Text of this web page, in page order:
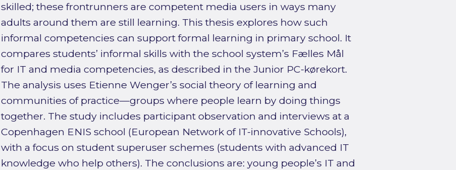
skilled; these frontrunners are competent media users in ways many
adults around them are still learning. This thesis explores how such
informal competencies can support formal learning in primary school. It
compares students’ informal skills with the school system’s Fælles Mål
for IT and media competencies, as described in the Junior PC-kørekort.
The analysis uses Etienne Wenger’s social theory of learning and
communities of practice—groups where people learn by doing things
together. The study includes participant observation and interviews at a
Copenhagen ENIS school (European Network of IT-innovative Schools),
with a focus on student superuser schemes (students with advanced IT
knowledge who help others). The conclusions are: young people’s IT and